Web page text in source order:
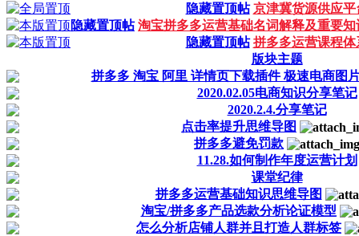
隐藏置顶帖 京津冀货源供应平
隐藏置顶帖 淘宝拼多多运营基础名词解释及重要知
隐藏置顶帖 拼多多运营课程体
版块主题
拼多多 淘宝 阿里 详情页下载插件 极速电商图
2020.02.05电商知识分享笔记
2020.2.4.分享笔记
点击率提升思维导图
拼多多避免罚款
11.28.如何制作年度运营计划
课堂纪律
拼多多运营基础知识思维导图
淘宝/拼多多产品选款分析论证模型
怎么分析店铺人群并且打造人群标签